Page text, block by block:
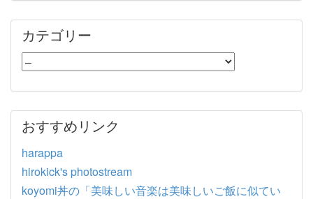
カテゴリー
おすすめリンク
harappa
hirokick's photostream
koyomi丼の「美味しい音楽は美味しいご飯に似てい